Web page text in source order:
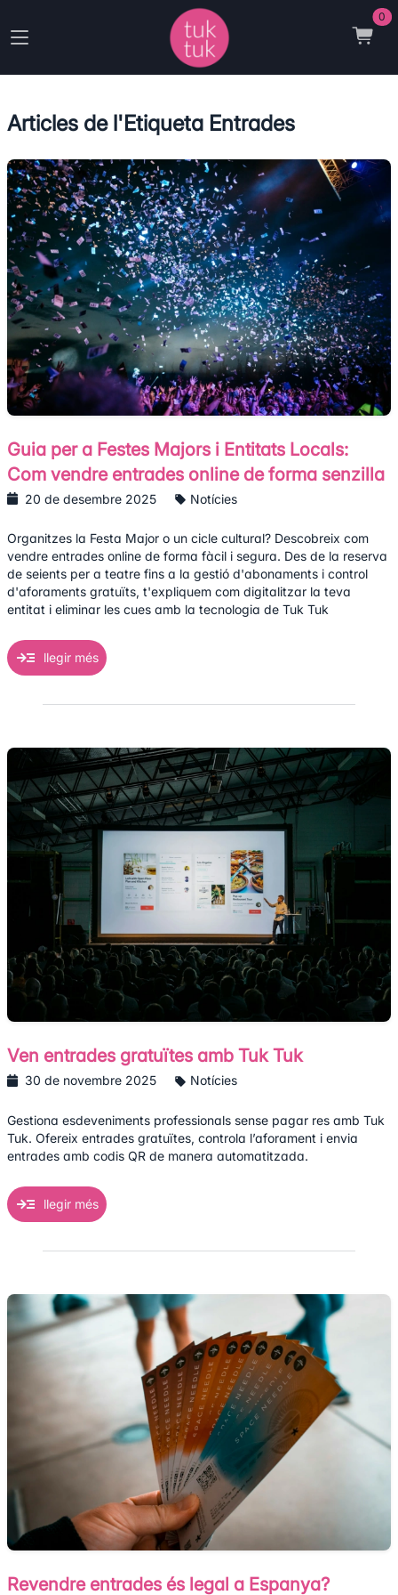
0
Articles de l'Etiqueta Entrades
Guia per a Festes Majors i Entitats Locals:
Com vendre entrades online de forma senzilla
20 de desembre 2025 Notícies
Organitzes la Festa Major o un cicle cultural? Descobreix com
vendre entrades online de forma fàcil i segura. Des de la reserva
de seients per a teatre fins a la gestió d'abonaments i control
d'aforaments gratuïts, t'expliquem com digitalitzar la teva
entitat i eliminar les cues amb la tecnologia de Tuk Tuk
llegir més
Ven entrades gratuïtes amb Tuk Tuk
30 de novembre 2025 Notícies
Gestiona esdeveniments professionals sense pagar res amb Tuk
Tuk. Ofereix entrades gratuïtes, controla l’aforament i envia
entrades amb codis QR de manera automatitzada.
llegir més
Revendre entrades és legal a Espanya?